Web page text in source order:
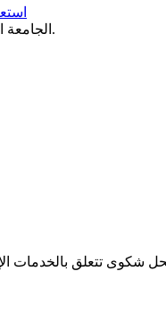
الجامعة . جميع الحقوق محفوظة.
شكوى تتعلق بالخدمات